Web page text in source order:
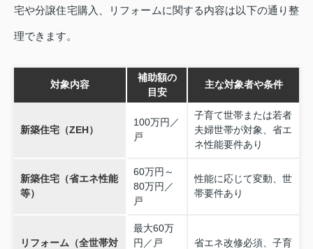
宅や分譲住宅購入、リフォームに関する内容は以下の通り整
理できます。
対象内容
補助額の
目安
主な対象者や条件
新築住宅（ZEH）
100万円／
戸
子育て世帯または若者
夫婦世帯が対象、省エ
ネ性能要件あり
新築住宅（省エネ性能
等）
60万円～
80万円／
戸
性能に応じて変動、世
帯要件あり
リフォーム（全世帯対
最大60万
円／戸
省エネ改修必須、子育